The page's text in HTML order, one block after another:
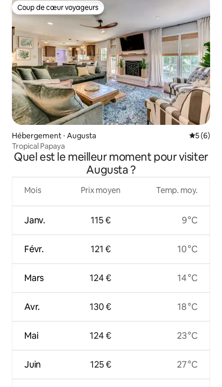
Coup de cœur voyageurs
Coup de cœur voyageurs
Hébergement ⋅ Augusta
5 (6)
Tropical Papaya
Quel est le meilleur moment pour visiter
Augusta ?
Mois
Janv.
Févr.
Mars
Avr.
Mai
Juin
Prix moyen
115 €
121 €
124 €
130 €
124 €
125 €
Temp. moy.
9 °C
10 °C
14 °C
18 °C
23 °C
27 °C